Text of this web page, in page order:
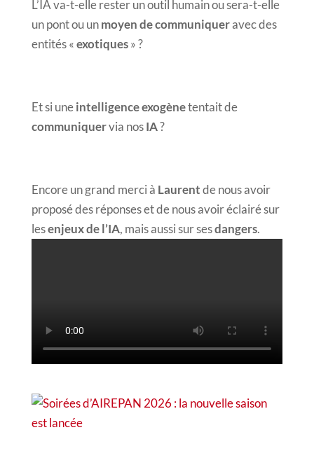
L’IA va-t-elle rester un outil humain ou sera-t-elle
un pont ou unmoyen de communiqueravec des
entités «exotiques» ?
Et si uneintelligence exogènetentait de
communiquervia nosIA?
Encore un grand merci à Laurentde nous avoir
proposé des réponses et de nous avoir éclairé sur
lesenjeux de l’IA, mais aussi sur sesdangers.